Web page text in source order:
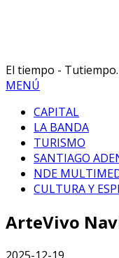
El tiempo -
MENÚ
CAPITAL
LA BANDA
TURISMO
SANTIAGO
NDE
CULTURA Y
ArteVivo